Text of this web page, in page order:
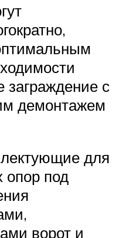
заграждение с
демонтажем
для
опор под
ворот и